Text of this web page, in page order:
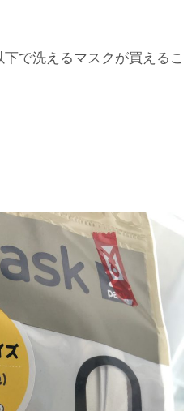
で洗えるマスクが買えるこ